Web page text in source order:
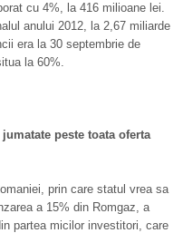
cu 4%, la 416 milioane lei.
anului 2012, la 2,67 miliarde
era la 30 septembrie de
la 60%.
peste toata oferta
prin care statul vrea sa
a 15% din Romgaz, a
partea micilor investitori, care